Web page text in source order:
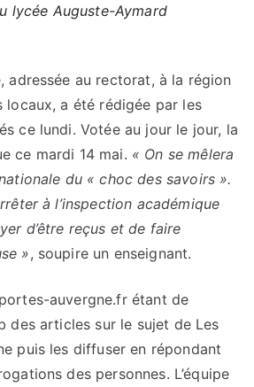
lycée Auguste-Aymard
adressée au rectorat, à la région
locaux, a été rédigée par les
ce lundi. Votée au jour le jour, la
ce mardi 14 mai. « On se mêlera
du « choc des savoirs ».
à l’inspection académique
d’être reçus et de faire
», soupire un enseignant.
auvergne.fr étant de
des articles sur le sujet de Les
puis les diffuser en répondant
des personnes. L’équipe